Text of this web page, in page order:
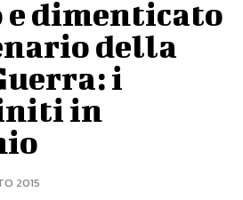
e dimenticato
della
i
in
2015